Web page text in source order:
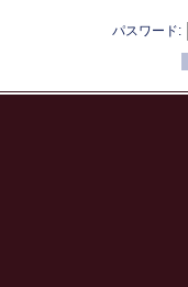
パスワード: